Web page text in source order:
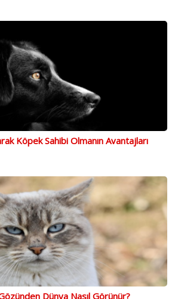
Köpek Sahibi Olmanın Avantajları
Dünya Nasıl Görünür?